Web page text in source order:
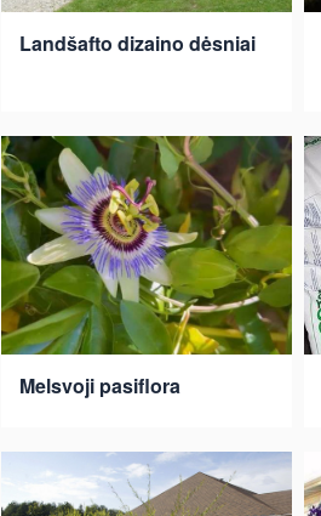
Landšafto dizaino dėsniai
Melsvoji pasiflora